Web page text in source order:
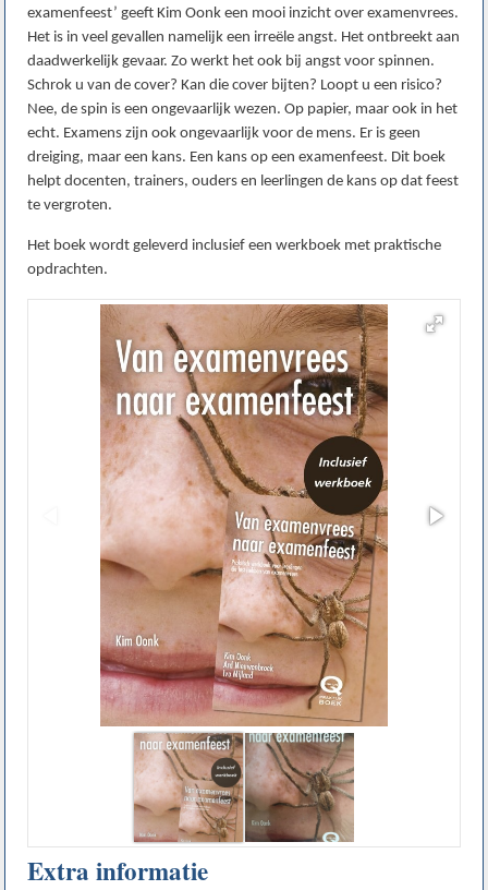
examenfeest’ geeft Kim Oonk een mooi inzicht over examenvrees.
Het is in veel gevallen namelijk een irreële angst. Het ontbreekt aan
daadwerkelijk gevaar. Zo werkt het ook bij angst voor spinnen.
Schrok u van de cover? Kan die cover bijten? Loopt u een risico?
Nee, de spin is een ongevaarlijk wezen. Op papier, maar ook in het
echt. Examens zijn ook ongevaarlijk voor de mens. Er is geen
dreiging, maar een kans. Een kans op een examenfeest. Dit boek
helpt docenten, trainers, ouders en leerlingen de kans op dat feest
te vergroten.
Het boek wordt geleverd inclusief een werkboek met praktische
opdrachten.
Extra informatie